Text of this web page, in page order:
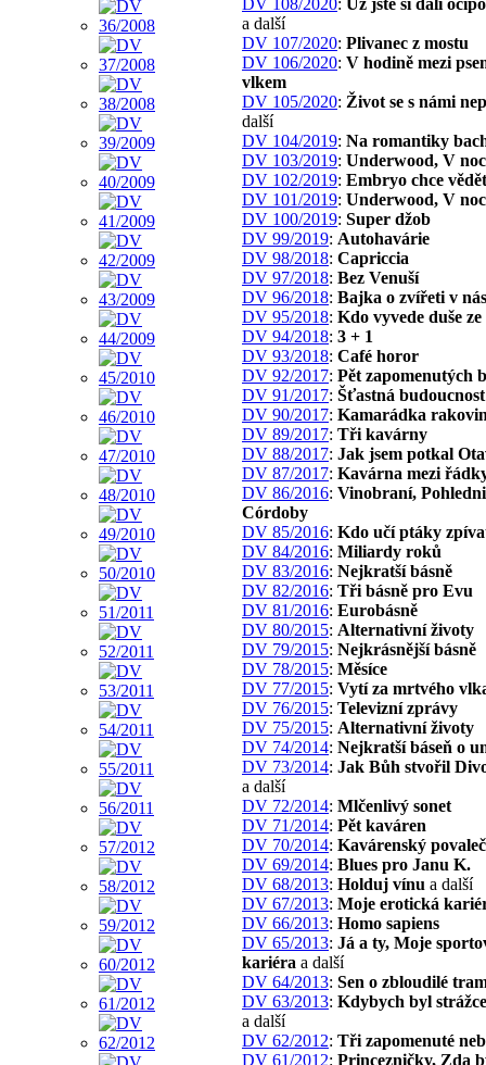
a další
DV 107/2020: Plivanec z mostu
DV 106/2020: V hodině mezi
vlkem
DV 105/2020: Život se s námi
další
DV 104/2019: Na romantiky
DV 103/2019: Underwood, V
DV 102/2019: Embryo chce vědět
DV 101/2019: Underwood, V
DV 100/2019: Super džob
DV 99/2019: Autohavárie
DV 98/2018: Capriccia
DV 97/2018: Bez Venuší
DV 96/2018: Bajka o zvířeti v nás
DV 95/2018: Kdo vyvede duše
DV 94/2018: 3 + 1
DV 93/2018: Café horor
DV 92/2017: Pět zapomenutých
DV 91/2017: Šťastná budoucnost
DV 90/2017: Kamarádka
DV 89/2017: Tři kavárny
DV 88/2017: Jak jsem potkal
DV 87/2017: Kavárna mezi
DV 86/2016: Vinobraní,
Córdoby
DV 85/2016: Kdo učí ptáky
DV 84/2016: Miliardy roků
DV 83/2016: Nejkratší básně
DV 82/2016: Tři básně pro Evu
DV 81/2016: Eurobásně
DV 80/2015: Alternativní životy
DV 79/2015: Nejkrásnější básně
DV 78/2015: Měsíce
DV 77/2015: Vytí za mrtvého
DV 76/2015: Televizní zprávy
DV 75/2015: Alternativní životy
DV 74/2014: Nejkratší báseň o
DV 73/2014: Jak Bůh stvořil
a další
DV 72/2014: Mlčenlivý sonet
DV 71/2014: Pět kaváren
DV 70/2014: Kavárenský povaleč
DV 69/2014: Blues pro Janu K.
DV 68/2013: Holduj vínu a další
DV 67/2013: Moje erotická
DV 66/2013: Homo sapiens
DV 65/2013: Já a ty, Moje
kariéra a další
DV 64/2013: Sen o zbloudilé
DV 63/2013: Kdybych byl
a další
DV 62/2012: Tři zapomenuté
DV 61/2012: Princezničky, Zda